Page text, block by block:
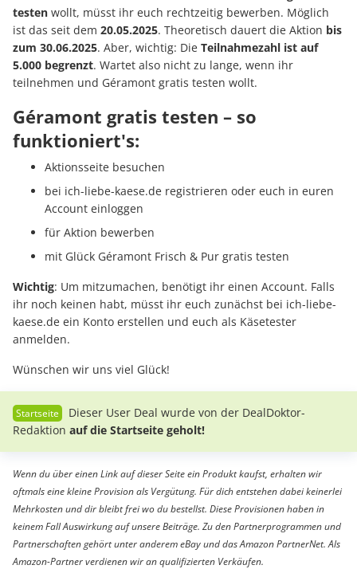
testen wollt, müsst ihr euch rechtzeitig bewerben. Möglich
ist das seit dem 20.05.2025. Theoretisch dauert die Aktion bis
zum 30.06.2025. Aber, wichtig: Die Teilnahmezahl ist auf
5.000 begrenzt. Wartet also nicht zu lange, wenn ihr
teilnehmen und Géramont gratis testen wollt.
Géramont gratis testen – so
funktioniert's:
Aktionsseite besuchen
bei ich-liebe-kaese.de registrieren oder euch in euren
Account einloggen
für Aktion bewerben
mit Glück Géramont Frisch & Pur gratis testen
Wichtig: Um mitzumachen, benötigt ihr einen Account. Falls
ihr noch keinen habt, müsst ihr euch zunächst bei ich-liebe-
kaese.de ein Konto erstellen und euch als Käsetester
anmelden.
Wünschen wir uns viel Glück!
Dieser User Deal wurde von der DealDoktor-
Redaktion auf die Startseite geholt!
Wenn du über einen Link auf dieser Seite ein Produkt kaufst, erhalten wir
oftmals eine kleine Provision als Vergütung. Für dich entstehen dabei keinerlei
Mehrkosten und dir bleibt frei wo du bestellst. Diese Provisionen haben in
keinem Fall Auswirkung auf unsere Beiträge. Zu den Partnerprogrammen und
Partnerschaften gehört unter anderem eBay und das Amazon PartnerNet. Als
Amazon-Partner verdienen wir an qualifizierten Verkäufen.